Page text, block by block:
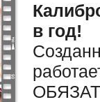
в год!